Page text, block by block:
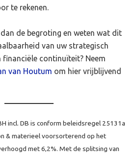
te rekenen.
de begroting en weten wat dit
van uw strategisch
financiële continuïteit? Neem
van Houtum om hier vrijblijvend
incl. DB is conform beleidsregel 25131a
& materieel voorsorterend op het
met 6,2%. Met de splitsing van